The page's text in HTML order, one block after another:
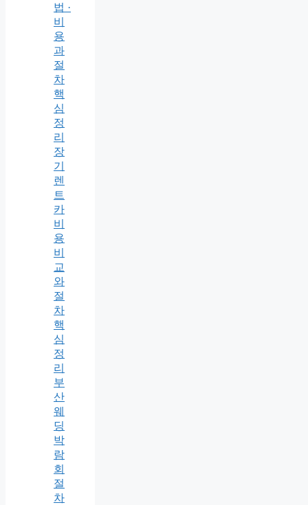
법 ·
비
용
과
절
차
핵
심
정
리
장
기
렌
트
카
비
용
비
교
와
절
차
핵
심
정
리
부
산
웨
딩
박
람
회
절
차